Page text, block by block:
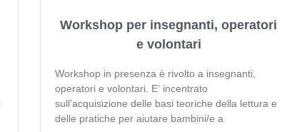
Workshop per insegnanti, operatori
e volontari
Workshop in presenza è rivolto a insegnanti,
operatori e volontari. E’ incentrato
sull’acquisizione delle basi teoriche della lettura e
delle pratiche per aiutare bambini/e a